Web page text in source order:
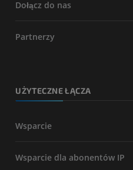
Dołącz do nas
Partnerzy
UŻYTECZNE ŁĄCZA
Wsparcie
Wsparcie dla abonentów IP